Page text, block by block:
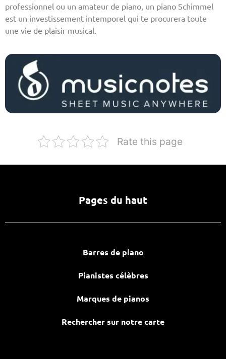
professionnel ou un amateur de piano, un piano Schimmel
est un investissement intemporel qui te procurera toute
une vie de plaisir musical.
Rate this page
Pages du haut
Barres de piano
Pianistes célèbres
Marques de pianos
Rechercher sur notre carte